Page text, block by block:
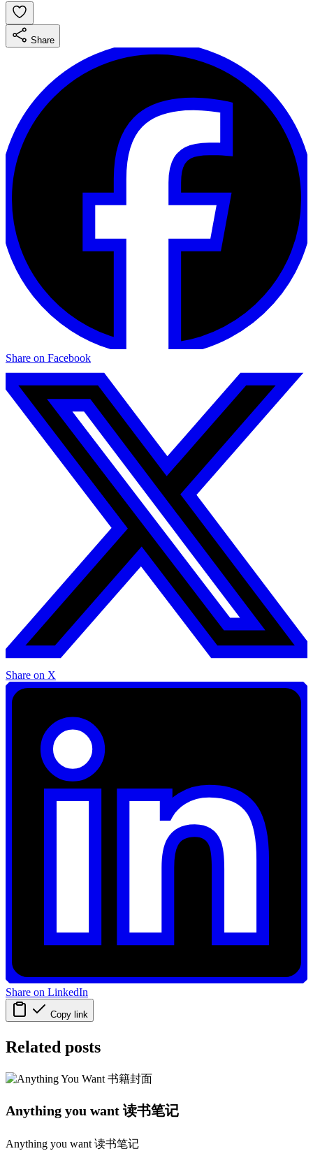
Share
Share on Facebook
Share on X
Share on LinkedIn
Copy link
Related posts
Anything you want 读书笔记
Anything you want 读书笔记